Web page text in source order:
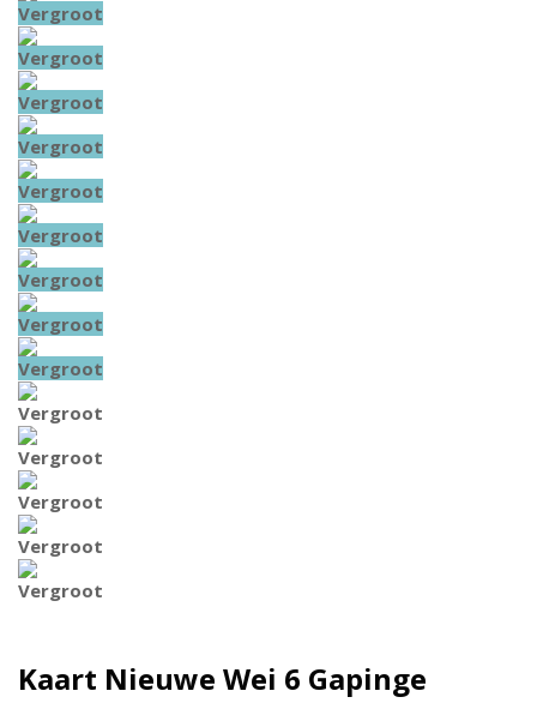
Vergroot
Vergroot
Vergroot
Vergroot
Vergroot
Vergroot
Vergroot
Vergroot
Vergroot
Vergroot
Vergroot
Vergroot
Vergroot
Vergroot
Kaart Nieuwe Wei 6 Gapinge